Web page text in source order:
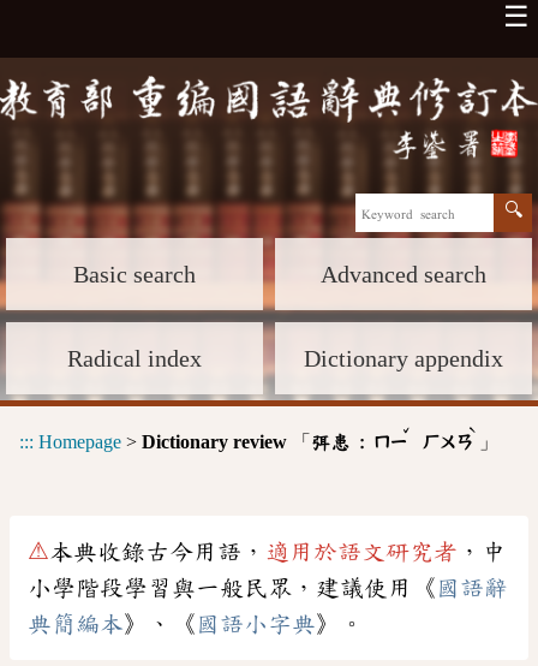
☰
Basic search Advanced search
Radical index Dictionary appendix
::: Homepage > Dictionary review 「 弭患 : ㄇㄧ
ˇ
ㄏㄨㄢ
ˋ
」
⚠本典收錄古今用語， 適用於語文研究者 ，中
小學階段學習與一般民眾，建議使用《 國語辭
典簡編本》、《 國語小字典》。